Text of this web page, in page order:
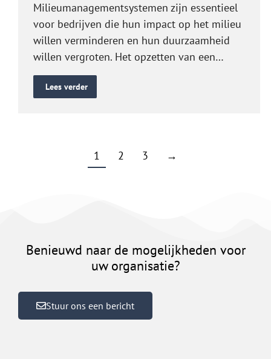
Milieumanagementsystemen zijn essentieel
voor bedrijven die hun impact op het milieu
willen verminderen en hun duurzaamheid
willen vergroten. Het opzetten van een…
Lees verder
1 2 3 →
Benieuwd naar de mogelijkheden voor
uw organisatie?
Stuur ons een bericht